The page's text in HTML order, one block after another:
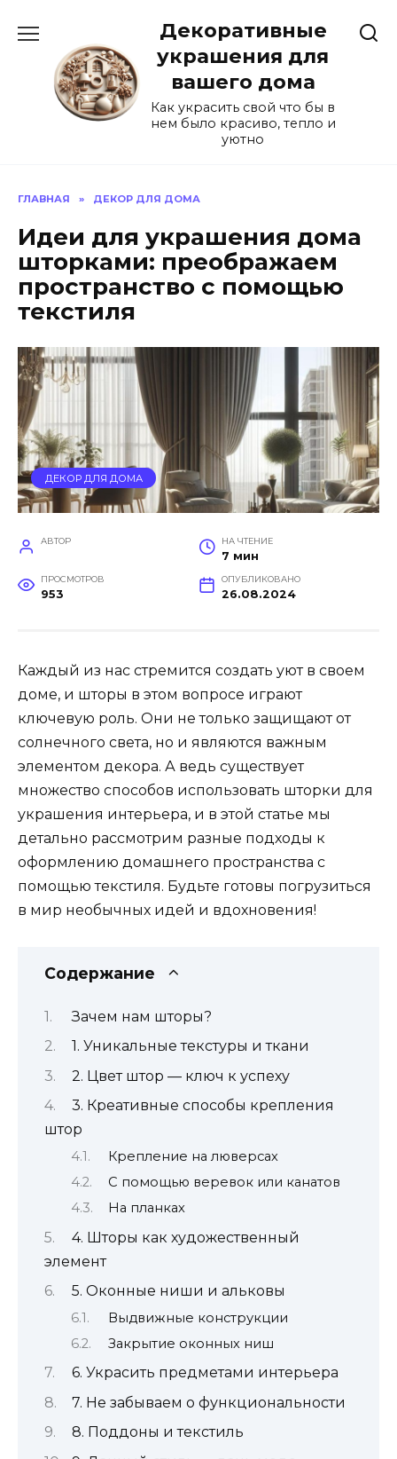
содержанию
Декоративные
украшения для
вашего дома
Как украсить свой что бы в
нем было красиво, тепло и
уютно
ГЛАВНАЯ » ДЕКОР ДЛЯ ДОМА
Идеи для украшения дома
шторками: преображаем
пространство с помощью
текстиля
ДЕКОР ДЛЯ ДОМА
АВТОР НА ЧТЕНИЕ
7 мин
ПРОСМОТРОВ
953
ОПУБЛИКОВАНО
26.08.2024
Каждый из нас стремится создать уют в своем
доме, и шторы в этом вопросе играют
ключевую роль. Они не только защищают от
солнечного света, но и являются важным
элементом декора. А ведь существует
множество способов использовать шторки для
украшения интерьера, и в этой статье мы
детально рассмотрим разные подходы к
оформлению домашнего пространства с
помощью текстиля. Будьте готовы погрузиться
в мир необычных идей и вдохновения!
Содержание
Зачем нам шторы?
1. Уникальные текстуры и ткани
2. Цвет штор — ключ к успеху
3. Креативные способы крепления
штор
Крепление на люверсах
С помощью веревок или канатов
На планках
4. Шторы как художественный
элемент
5. Оконные ниши и альковы
Выдвижные конструкции
Закрытие оконных ниш
6. Украсить предметами интерьера
7. Не забываем о функциональности
8. Поддоны и текстиль